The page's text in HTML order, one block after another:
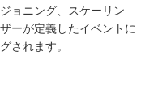
ョニング、スケーリン
ーが定義したイベントに
されます。